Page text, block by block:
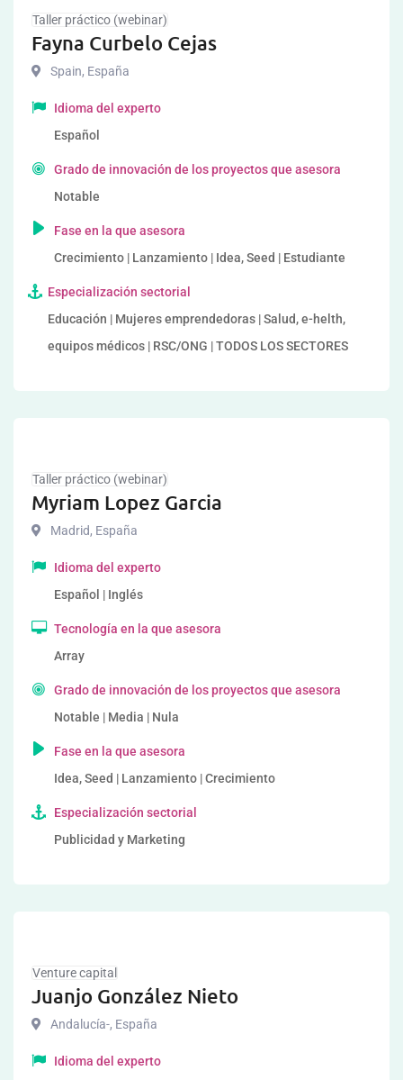
Taller práctico (webinar)
Fayna Curbelo Cejas
Spain, España
Idioma del experto
Español
Grado de innovación de los proyectos que asesora
Notable
Fase en la que asesora
Crecimiento | Lanzamiento | Idea, Seed | Estudiante
Especialización sectorial
Educación | Mujeres emprendedoras | Salud, e-helth,
equipos médicos | RSC/ONG | TODOS LOS SECTORES
Taller práctico (webinar)
Myriam Lopez Garcia
Madrid, España
Idioma del experto
Español | Inglés
Tecnología en la que asesora
Array
Grado de innovación de los proyectos que asesora
Notable | Media | Nula
Fase en la que asesora
Idea, Seed | Lanzamiento | Crecimiento
Especialización sectorial
Publicidad y Marketing
Venture capital
Juanjo González Nieto
Andalucía-, España
Idioma del experto